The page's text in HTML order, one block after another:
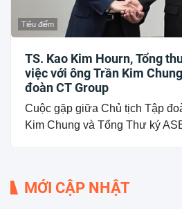
Tiêu điểm
TS. Kao Kim Hourn, Tổng
việc với ông Trần Kim
đoàn CT Group
Cuộc gặp giữa Chủ tịch Tập
Kim Chung và Tổng Thư ký
MỚI CẬP NHẬT